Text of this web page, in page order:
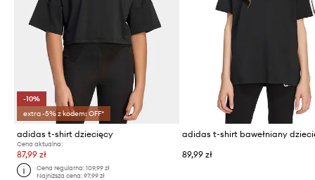
-10%
extra -5% z kodem: OFF*
adidas t-shirt dziecięcy
Cena aktualna:
87,99 zł
Cena regularna:109,99 zł
Najniższa cena:97,99 zł
adidas t-shirt bawełniany
89,99 zł